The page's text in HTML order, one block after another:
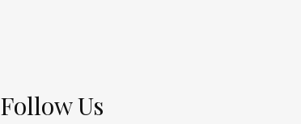
Follow Us